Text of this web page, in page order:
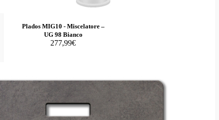
Plados MIG10 - Miscelatore –
UG 98 Bianco
277,99€